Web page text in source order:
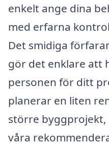
enkelt ange dina
med erfarna
Det smidiga
gör det enklare att
personen för ditt
planerar en liten
större
våra